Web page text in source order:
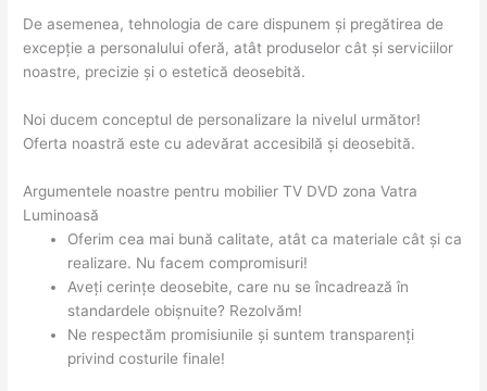
De asemenea, tehnologia de care dispunem și pregătirea de
excepție a personalului oferă, atât produselor cât și serviciilor
noastre, precizie și o estetică deosebită.
Noi ducem conceptul de personalizare la nivelul următor!
Oferta noastră este cu adevărat accesibilă și deosebită.
Argumentele noastre pentru mobilier TV DVD zona Vatra
Luminoasă
Oferim cea mai bună calitate, atât ca materiale cât și ca
realizare. Nu facem compromisuri!
Aveți cerințe deosebite, care nu se încadrează în
standardele obișnuite? Rezolvăm!
Ne respectăm promisiunile și suntem transparenți
privind costurile finale!